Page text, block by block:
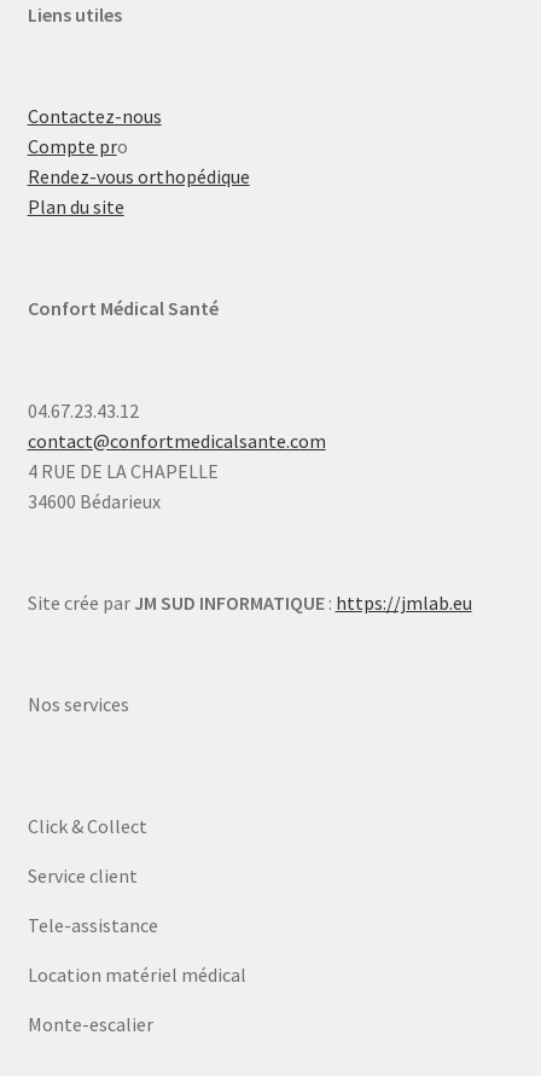
Liens utiles
Contactez-nous
Compte pro
Rendez-vous orthopédique
Plan du site
Confort Médical Santé
04.67.23.43.12
contact@confortmedicalsante.com
4 RUE DE LA CHAPELLE
34600 Bédarieux
Site crée par JM SUD INFORMATIQUE: https://jmlab.eu
Nos services
Click & Collect
Service client
Tele-assistance
Location matériel médical
Monte-escalier